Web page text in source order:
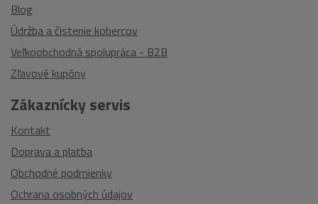
Zákaznícky servis
Kontakt
Doprava a platba
Obchodné podmienky
Ochrana osobných údajov
Blog
Údržba a čistenie kobercov
Veľkoobchodná spolupráca - B2B
Zľavové kupóny